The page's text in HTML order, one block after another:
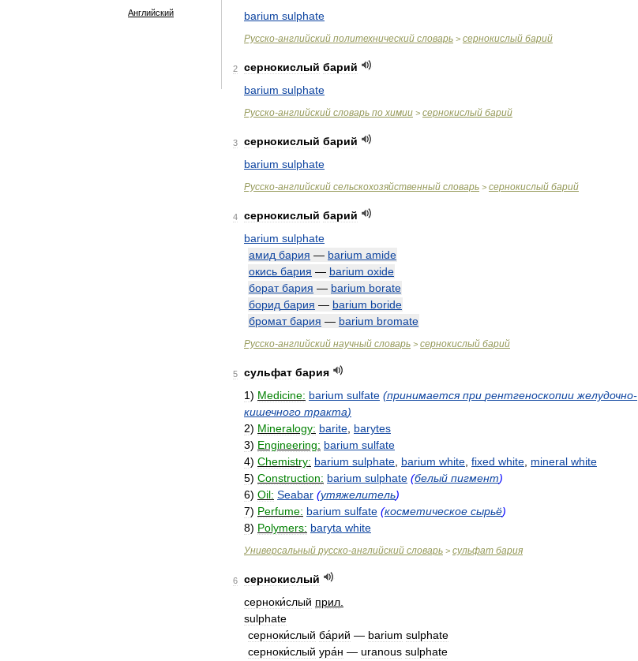
Английский
barium sulphate
Русско-английский политехнический словарь > сернокислый барий
2 сернокислый барий
barium sulphate
Русско-английский словарь по химии > сернокислый барий
3 сернокислый барий
barium sulphate
Русско-английский сельскохозяйственный словарь > сернокислый барий
4 сернокислый барий
barium sulphate
амид бария — barium amide
окись бария — barium oxide
борат бария — barium borate
борид бария — barium boride
бромат бария — barium bromate
Русско-английский научный словарь > сернокислый барий
5 сульфат бария
1) Medicine: barium sulfate (принимается при рентгеноскопии желудочно-
кишечного тракта)
2) Mineralogy: barite barytes
3) Engineering: barium sulfate
4) Chemistry: barium sulphate barium white fixed white mineral white
5) Construction: barium sulphate (белый пигмент)
6) Oil: Seabar (утяжелитель)
7) Perfume: barium sulfate (косметическое сырьё)
8) Polymers: baryta white
Универсальный русско-английский словарь > сульфат бария
6
сернокислый
серноки́слый прил
sulphate
серноки́слый ба́рий — barium sulphate
серноки́слый ура́н — uranous sulphate